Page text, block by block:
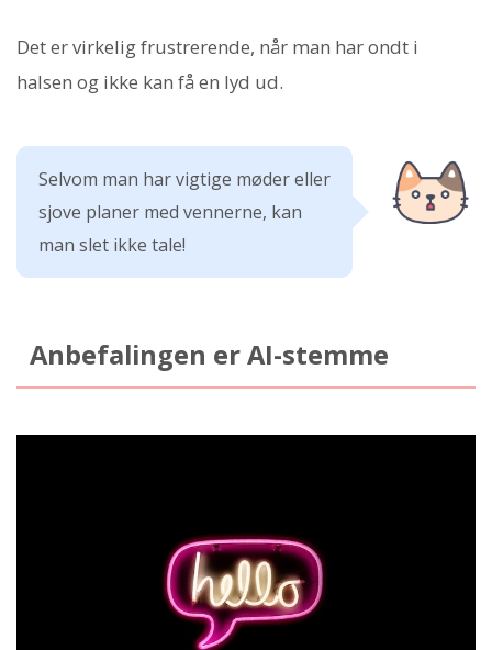
Det er virkelig frustrerende, når man har ondt i
halsen og ikke kan få en lyd ud.
Selvom man har vigtige møder eller
sjove planer med vennerne, kan
man slet ikke tale!
Anbefalingen er AI-stemme